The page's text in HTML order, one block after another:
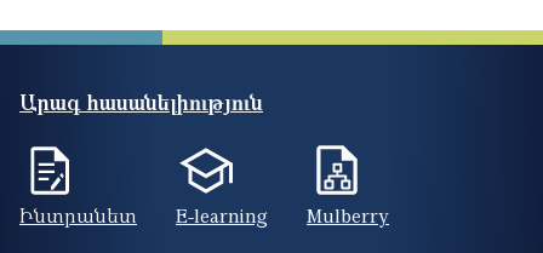
Արագ հասանելիություն
Ինտրանետ E-learning Mulberry